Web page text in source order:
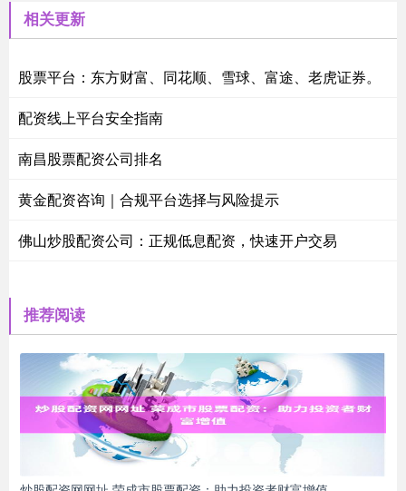
相关更新
股票平台：东方财富、同花顺、雪球、富途、老虎证券。
配资线上平台安全指南
南昌股票配资公司排名
黄金配资咨询｜合规平台选择与风险提示
佛山炒股配资公司：正规低息配资，快速开户交易
推荐阅读